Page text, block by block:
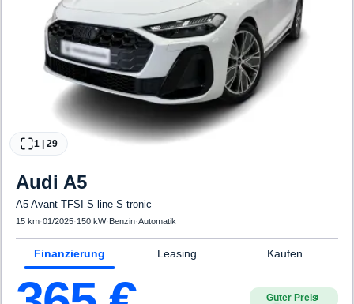
1 | 29
Audi A5
A5 Avant TFSI S line S tronic
15 km·01/2025· 150 kW· Benzin·Automatik
Finanzierung Leasing Kaufen
Guter Preis4